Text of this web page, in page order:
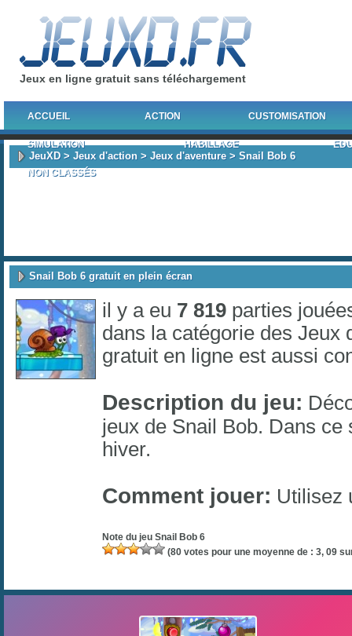
Jeux en ligne gratuit sans téléchargement
ACCUEIL ACTION CUSTOMISATION
SIMULATION HABILLAGE
NON CLASSÉS
JeuXD> Jeux d'action > Jeux d'aventure> Snail Bob 6
Snail Bob 6 gratuit en plein écran
il y a eu 7 819 parties
dans la catégorie des Jeux
gratuit en ligne est aussi
Description du jeu:
jeux de Snail Bob. Dans ce
hiver.
Comment jouer: Utilisez
Note du jeu Snail Bob 6
(80 votes pour une moyenne de : 3, 09